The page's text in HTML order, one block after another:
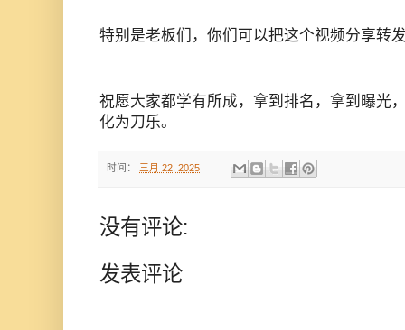
特别是老板们，你们可以把这个视频分享转
祝愿大家都学有所成，拿到排名，拿到曝光
化为刀乐。
时间： 三月 22, 2025
没有评论:
发表评论